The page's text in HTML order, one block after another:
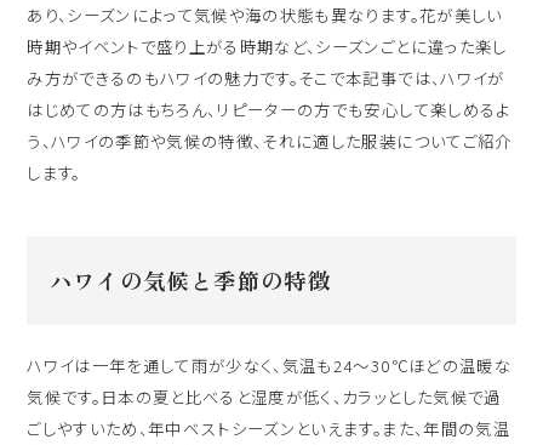
あり、シーズンによって気候や海の状態も異なります。花が美しい
時期やイベントで盛り上がる時期など、シーズンごとに違った楽し
み方ができるのもハワイの魅力です。そこで本記事では、ハワイが
はじめての方はもちろん、リピーターの方でも安心して楽しめるよ
う、ハワイの季節や気候の特徴、それに適した服装についてご紹介
します。
ハワイの気候と季節の特徴
ハワイは一年を通して雨が少なく、気温も24〜30℃ほどの温暖な
気候です。日本の夏と比べると湿度が低く、カラッとした気候で過
ごしやすいため、年中ベストシーズンといえます。また、年間の気温
ハワイ旅行～ご出発からご帰国までの流れ～
CLOSE
宿泊予約のみのお客様
シェラトン・ワイキキ・ビーチリゾート
ロイヤルハワイアン ラグジュアリーコレクションリゾート
モアナサーフライダー ウェスティンリゾート&スパ
シェラトン・マウイ・リゾート&スパ
ご予約内容の確認・キャンセル